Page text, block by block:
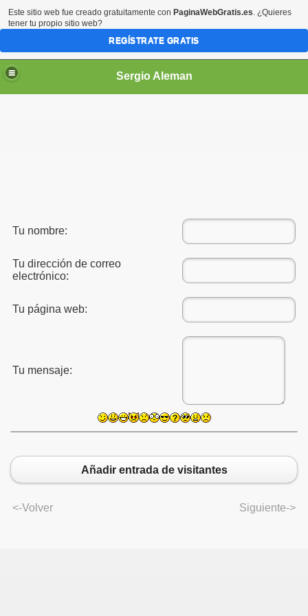
Sergio Aleman
Tu nombre:
Tu dirección de correo
electrónico:
Tu página web:
Tu mensaje:
Añadir entrada de visitantes
<-Volver Siguiente->
Este sitio web fue creado gratuitamente con PaginaWebGratis.es. ¿Quieres
tener tu propio sitio web?
REGÍSTRATE GRATIS